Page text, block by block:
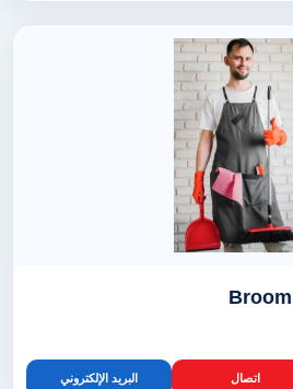
اتصال البريد الإلكتروني